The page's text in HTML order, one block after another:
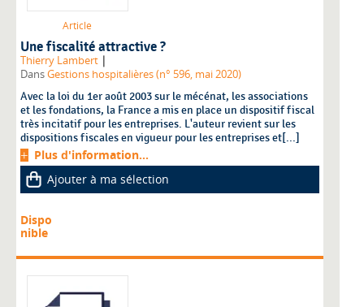
Article
Une fiscalité attractive ?
Thierry Lambert |
DansGestions hospitalières (n° 596, mai 2020)
Avec la loi du 1er août 2003 sur le mécénat, les associations
et les fondations, la France a mis en place un dispositif fiscal
très incitatif pour les entreprises. L'auteur revient sur les
dispositions fiscales en vigueur pour les entreprises et[...]
Plus d'information...
Ajouter à ma sélection
Dispo
nible